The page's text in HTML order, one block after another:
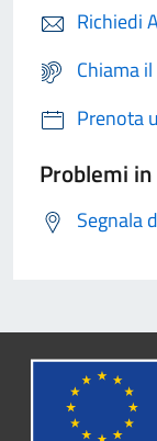
Richiedi
Chiama
Prenota
Problemi
Segnala